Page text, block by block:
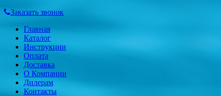
Заказать звонок
Главная
Каталог
Инструкции
Оплата
Доставка
О Компании
Дилерам
Контакты